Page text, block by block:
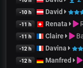
-10 h David
-11 h Renata
-11 h Claire
-12 h Davina
-12 h Manfred